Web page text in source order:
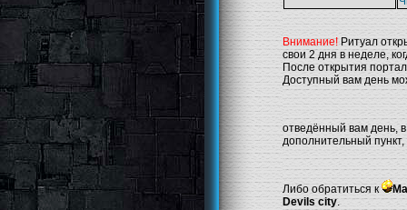
Внимание!Ритуал
свои 2 дня в неделе,
После открытия
Доступный вам день
отведённый вам день,
дополнительный
Либо обратиться к
Devils city.